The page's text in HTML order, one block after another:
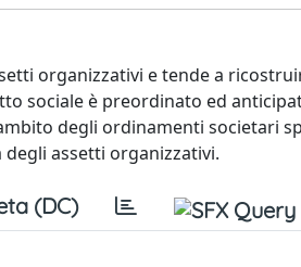
organizzativi e tende a
sociale è preordinato ed
degli ordinamenti societari
assetti organizzativi.
(DC)